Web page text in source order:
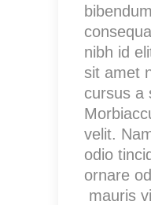
nibh id
sit amet
cursus a
velit.
odio
ornare
mauris